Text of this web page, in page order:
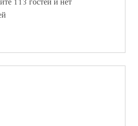
113 гостей и нет